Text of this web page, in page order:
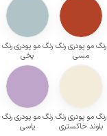
رنگ مو پودری رنگ
مسی
رنگ مو پودری رنگ
یخی
رنگ مو پودری رنگ
بلوند خاکستری
رنگ مو پودری رنگ
یاسی